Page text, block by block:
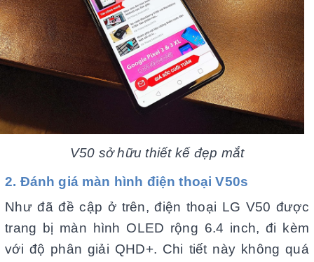
V50 sở hữu thiết kế đẹp mắt
2. Đánh giá màn hình điện thoại V50s
Như đã đề cập ở trên, điện thoại LG V50 được
trang bị màn hình OLED rộng 6.4 inch, đi kèm
với độ phân giải QHD+. Chi tiết này không quá